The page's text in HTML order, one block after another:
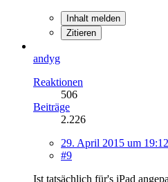
Inhalt melden
Zitieren
andyg
Reaktionen
506
Beiträge
2.226
29. April 2015 um 19:12
#9
Ist tatsächlich für's iPad